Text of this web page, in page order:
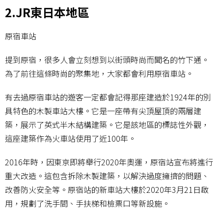
2.JR東日本地區
原宿車站
提到原宿，很多人會立刻想到以街頭時尚而聞名的竹下通。
為了前往這條時尚的聚集地，大家都會利用原宿車站。
有去過原宿車站的遊客一定都會記得那座建造於1924年的別
具特色的木製車站大樓。它是一座帶有尖頂屋頂的兩層建
築，展示了英式半木結構建築。它是該地區的標誌性外觀，
這座建築作為火車站使用了近100年。
2016年時，因東京即將舉行2020年奧運，原宿站宣布將進行
重大改造。這包含拆除木製建築，以解決過度擁擠的問題、
改善防火安全等。原宿站的新車站大樓於2020年3月21日啟
用，規劃了洗手間、手扶梯和檢票口等新設施。